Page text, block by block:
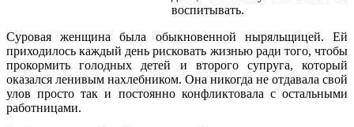
воспитывать.
Суровая женщина была обыкновенной ныряльщицей. Ей
приходилось каждый день рисковать жизнью ради того, чтобы
прокормить голодных детей и второго супруга, который
оказался ленивым нахлебником. Она никогда не отдавала свой
улов просто так и постоянно конфликтовала с остальными
работницами.